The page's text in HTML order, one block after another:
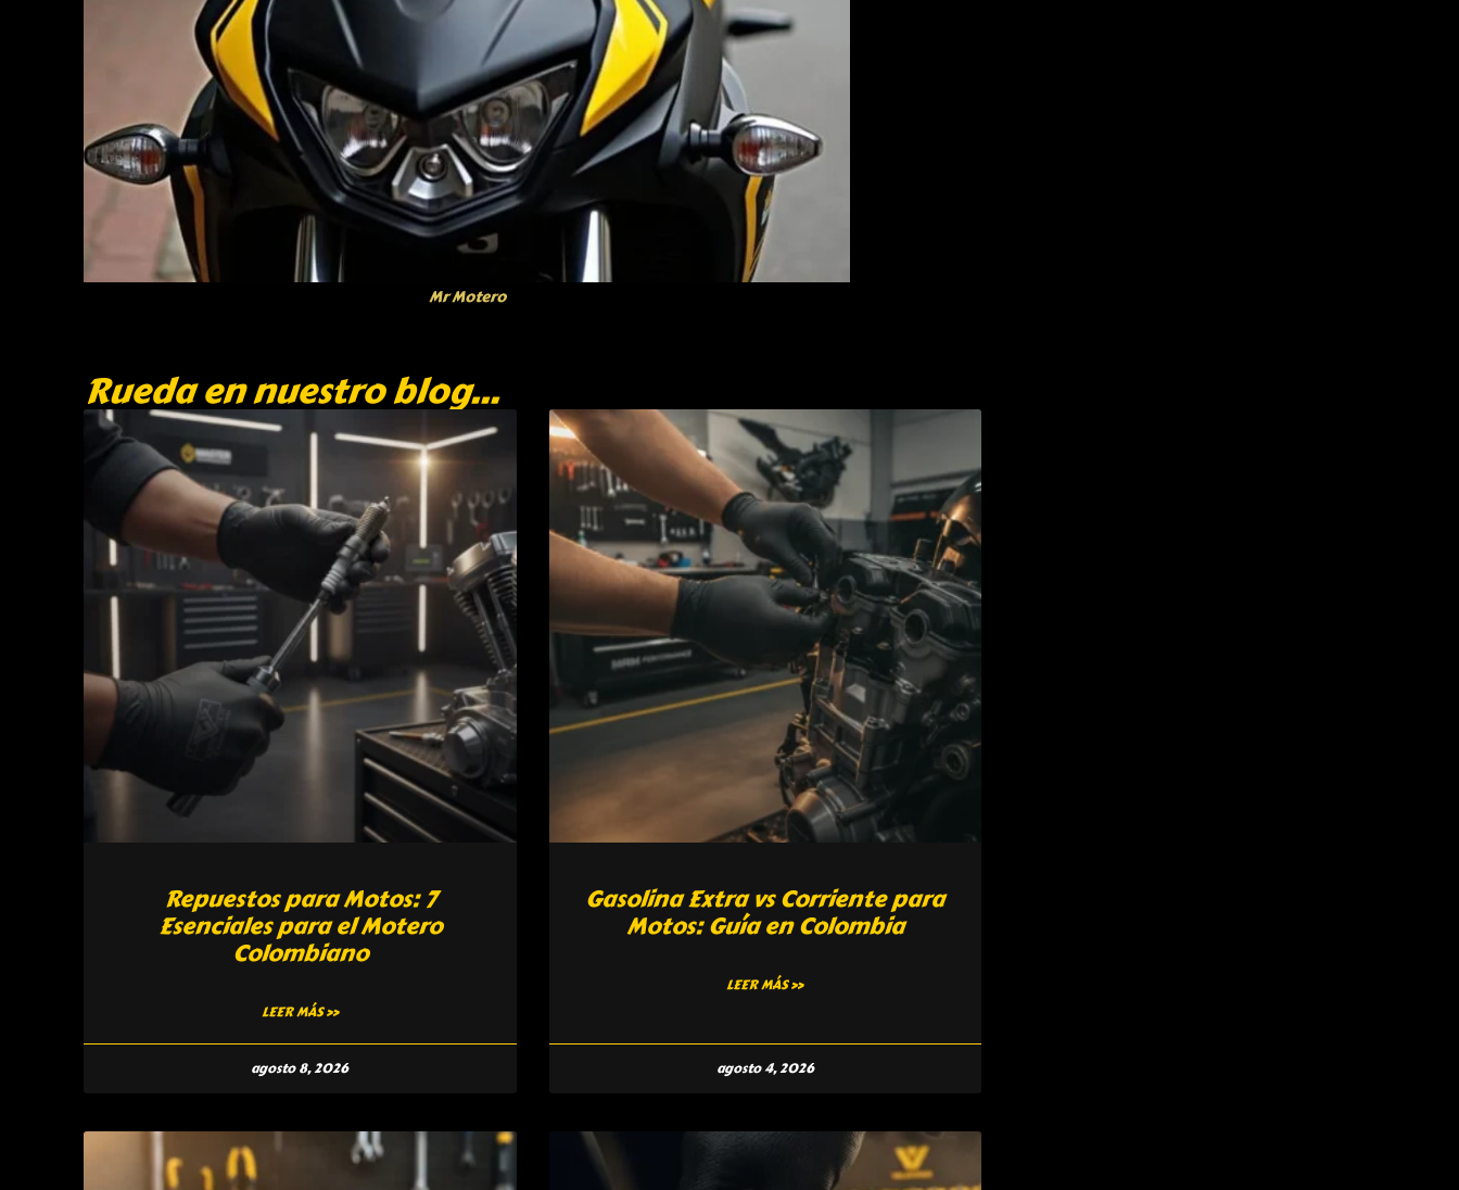
Mr Motero
Rueda en nuestro blog...
Repuestos para Motos: 7
Esenciales para el Motero
Colombiano
LEER MÁS »
agosto 8, 2026
Gasolina Extra vs Corriente para
Motos: Guía en Colombia
LEER MÁS »
agosto 4, 2026